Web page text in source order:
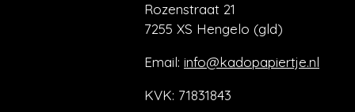
Rozenstraat 21
7255 XS Hengelo (gld)
Email: info@kadopapiertje.nl
KVK: 71831843